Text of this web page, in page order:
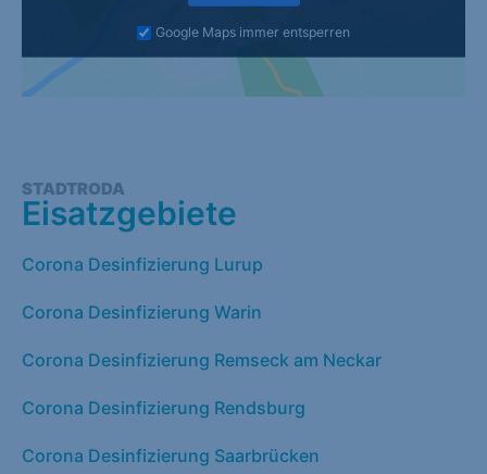
Google Maps immer entsperren
STADTRODA
Eisatzgebiete
Corona Desinfizierung Lurup
Corona Desinfizierung Warin
Corona Desinfizierung Remseck am Neckar
Corona Desinfizierung Rendsburg
Corona Desinfizierung Saarbrücken